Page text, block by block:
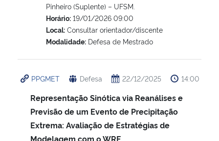
Pinheiro (Suplente) – UFSM.
Horário: 19/01/2026 09:00
Local: Consultar orientador/discente
Modalidade: Defesa de Mestrado
PPGMET Defesa 22/12/2025 14:00
Representação Sinótica via Reanálises e
Previsão de um Evento de Precipitação
Extrema: Avaliação de Estratégias de
Modelagem com o WRF